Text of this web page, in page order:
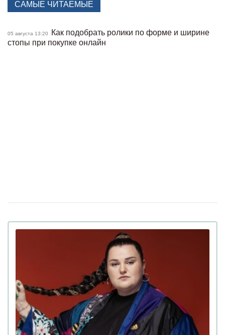
года по версии People — фото
30 октября 16:57 Украинский бренд Bazhane попал в скандал
Полиция возбудила уголовное дело против
русскоязычных детей
Криштиану Роналду сделал предложение
своей девушке Джорджине Родригес после 9 лет
Американская рэперша Азилия Бэнкс
поиздевалась над украинским военным, который
потерял в плену 40 кг веса
29 июля 16:39
Олег Винник заявил, что не сбегал из
Украины в начале полномасштабной войны, а «просто
вернулся домой»
САМЫЕ ЧИТАЕМЫЕ
05 августа 13:20
Как подобрать ролики по форме и ширине
стопы при покупке онлайн